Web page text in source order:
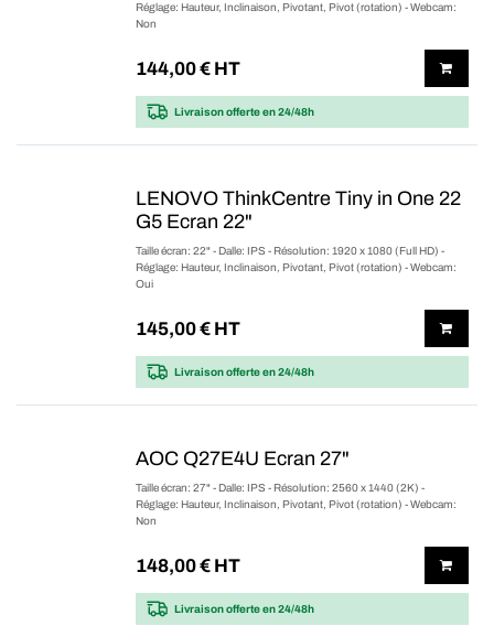
Réglage: Hauteur, Inclinaison, Pivotant, Pivot (rotation) - Webcam:
Non
144,00€ HT
Livraison offerteen 24/48h
LENOVO ThinkCentre Tiny in One 22
G5 Ecran 22"
Taille écran: 22" - Dalle: IPS - Résolution: 1920 x 1080 (Full HD) -
Réglage: Hauteur, Inclinaison, Pivotant, Pivot (rotation) - Webcam:
Oui
145,00€ HT
Livraison offerteen 24/48h
AOC Q27E4U Ecran 27"
Taille écran: 27" - Dalle: IPS - Résolution: 2560 x 1440 (2K) -
Réglage: Hauteur, Inclinaison, Pivotant, Pivot (rotation) - Webcam:
Non
148,00€ HT
Livraison offerteen 24/48h